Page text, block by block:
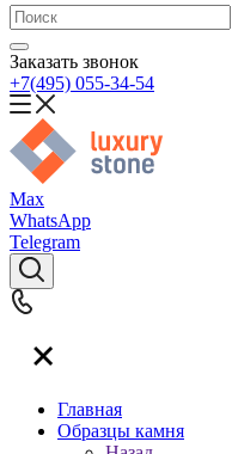
Заказать звонок
+7(495) 055-34-54
Max
WhatsApp
Telegram
Главная
Образцы камня